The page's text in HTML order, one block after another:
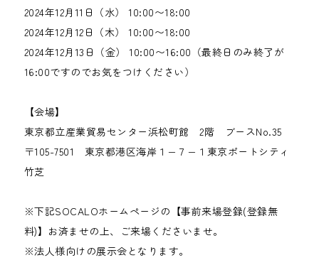
2024年12月11日（水） 10:00〜18:00
2024年12月12日（木） 10:00〜18:00
2024年12月13日（金） 10:00〜16:00（最終日のみ終了が
16:00ですのでお気をつけください）
【会場】
東京都立産業貿易センター浜松町館 2階 ブースNo.35
〒105-7501 東京都港区海岸１−７−１東京ポートシティ
竹芝
※下記SOCALOホームページの【事前来場登録(登録無
料)】お済ませの上、ご来場くださいませ。
※法人様向けの展示会となります。